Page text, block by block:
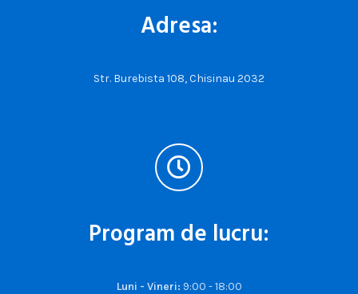
Adresa:
Str. Burebista 108, Chisinau 2032
Program de lucru:
Luni - Vineri: 9:00 - 18:00